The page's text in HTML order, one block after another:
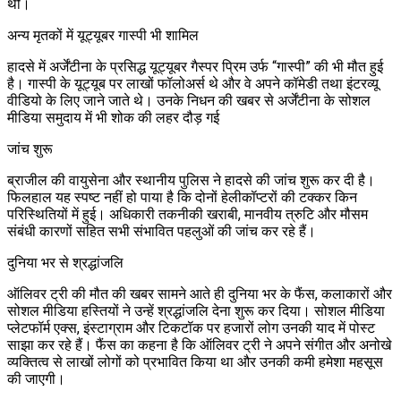
थी।
अन्य मृतकों में यूट्यूबर गास्पी भी शामिल
हादसे में अर्जेंटीना के प्रसिद्ध यूट्यूबर गैस्पर प्रिम उर्फ “गास्पी” की भी मौत हुई
है। गास्पी के यूट्यूब पर लाखों फॉलोअर्स थे और वे अपने कॉमेडी तथा इंटरव्यू
वीडियो के लिए जाने जाते थे। उनके निधन की खबर से अर्जेंटीना के सोशल
मीडिया समुदाय में भी शोक की लहर दौड़ गई
जांच शुरू
ब्राजील की वायुसेना और स्थानीय पुलिस ने हादसे की जांच शुरू कर दी है।
फिलहाल यह स्पष्ट नहीं हो पाया है कि दोनों हेलीकॉप्टरों की टक्कर किन
परिस्थितियों में हुई। अधिकारी तकनीकी खराबी, मानवीय त्रुटि और मौसम
संबंधी कारणों सहित सभी संभावित पहलुओं की जांच कर रहे हैं।
दुनिया भर से श्रद्धांजलि
ऑलिवर ट्री की मौत की खबर सामने आते ही दुनिया भर के फैंस, कलाकारों और
सोशल मीडिया हस्तियों ने उन्हें श्रद्धांजलि देना शुरू कर दिया। सोशल मीडिया
प्लेटफॉर्म एक्स, इंस्टाग्राम और टिकटॉक पर हजारों लोग उनकी याद में पोस्ट
साझा कर रहे हैं। फैंस का कहना है कि ऑलिवर ट्री ने अपने संगीत और अनोखे
व्यक्तित्व से लाखों लोगों को प्रभावित किया था और उनकी कमी हमेशा महसूस
की जाएगी।